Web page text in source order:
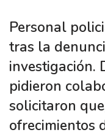
Personal
tras la
investigación.
pidieron
solicitaron
ofrecimientos